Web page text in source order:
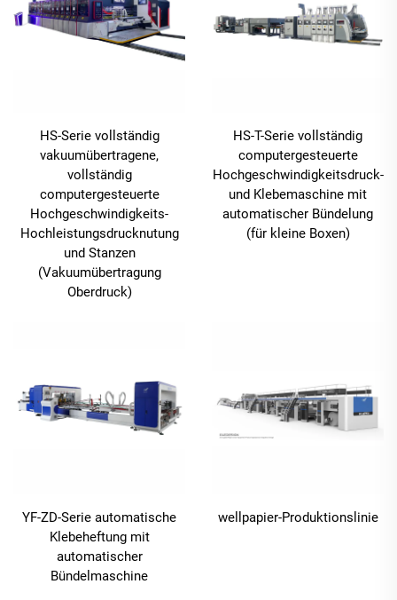
HS-Serie vollständig
vakuumübertragene,
vollständig
computergesteuerte
Hochgeschwindigkeits-
Hochleistungsdrucknutung
und Stanzen
(Vakuumübertragung
Oberdruck)
HS-T-Serie vollständig
computergesteuerte
Hochgeschwindigkeitsdruck-
und Klebemaschine mit
automatischer Bündelung
(für kleine Boxen)
YF-ZD-Serie automatische
Klebeheftung mit
automatischer
Bündelmaschine
wellpapier-Produktionslinie